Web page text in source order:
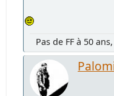
Pas de FF à 50